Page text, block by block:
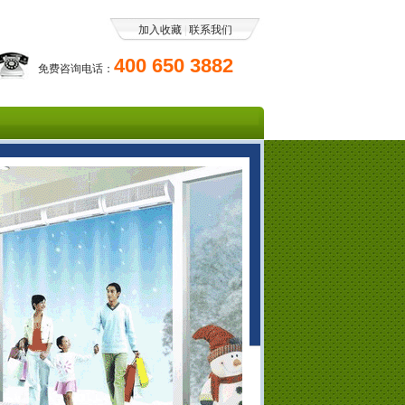
加入收藏| 联系我们
免费咨询电话： 400 650 3882